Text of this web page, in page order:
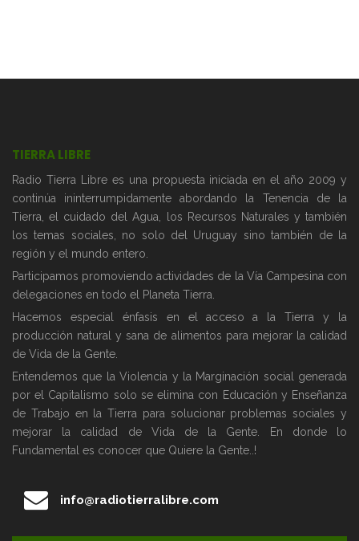
TIERRA LIBRE
Radio Tierra Libre es una propuesta iniciada en el año 2009 y
continúa ininterrumpidamente abordando la Tenencia de la
Tierra, el cuidado del Agua, los Recursos Naturales y también
los temas sociales, no solo del Uruguay sino también de la
región y el mundo entero.
Participamos promoviendo actividades de la Vía Campesina con
delegaciones en todo el Planeta Tierra.
Hacemos especial énfasis en el acceso a la Tierra y la
producción natural y sana de alimentos para mejorar la calidad
de Vida de la Gente.
Entendemos que la Violencia y la Marginación social generada
por el Capitalismo solo se elimina con Educación y Enseñanza
de Trabajo en la Tierra para solucionar problemas sociales y
mejorar la calidad de Vida de la Gente. En donde lo
Fundamental es conocer que Quiere la Gente..!
info@radiotierralibre.com